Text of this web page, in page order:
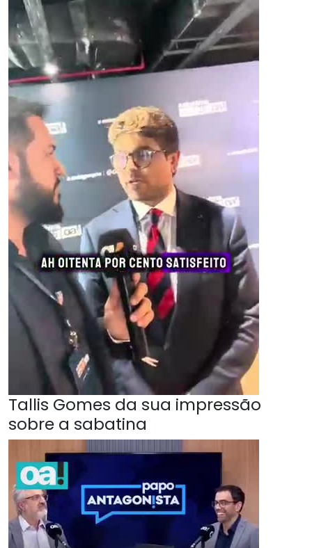
Tallis Gomes da sua impressão
sobre a sabatina